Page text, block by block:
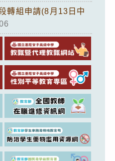
轉組申請(8月13日中